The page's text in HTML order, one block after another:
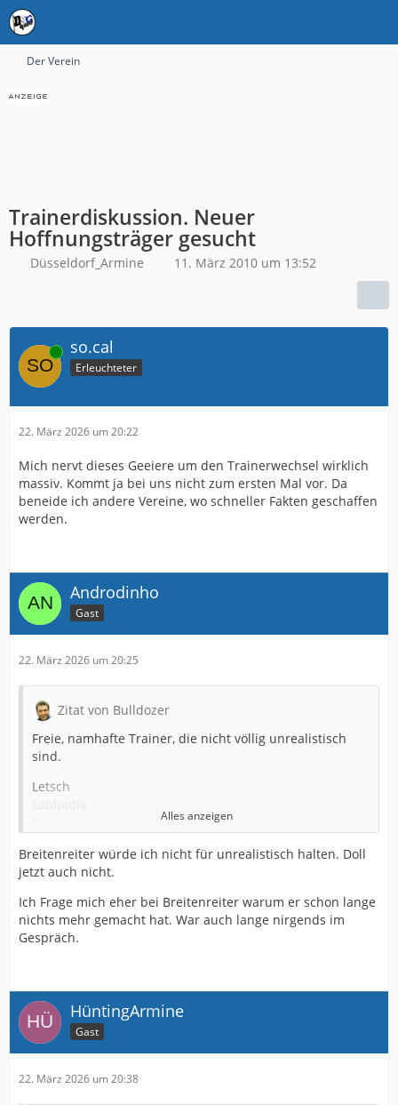
Der Verein
Trainerdiskussion. Neuer
Hoffnungsträger gesucht
Düsseldorf_Armine 11. März 2010 um 13:52
Online so.cal
Erleuchteter
22. März 2026 um 20:22
Mich nervt dieses Geeiere um den Trainerwechsel wirklich
massiv. Kommt ja bei uns nicht zum ersten Mal vor. Da
beneide ich andere Vereine, wo schneller Fakten geschaffen
werden.
Androdinho
Gast
22. März 2026 um 20:25
Zitat von Bulldozer
Freie, namhafte Trainer, die nicht völlig unrealistisch
sind.
Letsch
Gisdol
Doll
Letzteren kann ich mir nicht schon wieder in Köln
vorstellen…
frei.
Machen wir uns nix vor, das wird keiner von da oben,
sondern eher die Reihe dahinter….
Jahre zu spät…
Alles anzeigen
Breitenreiter würde ich nicht für unrealistisch halten. Doll
jetzt auch nicht.
Ich Frage mich eher bei Breitenreiter warum er schon lange
nichts mehr gemacht hat. War auch lange nirgends im
Gespräch.
HüntingArmine
Gast
22. März 2026 um 20:38